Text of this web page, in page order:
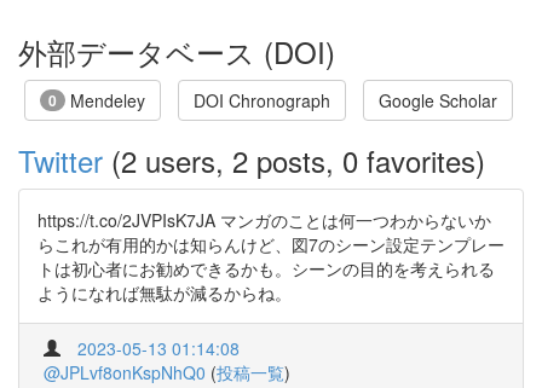
外部データベース (DOI)
0 Mendeley DOI Chronograph Google Scholar
Twitter (2 users, 2 posts, 0 favorites)
https://t.co/2JVPIsK7JA マンガのことは何一つわからないか
らこれが有用的かは知らんけど、図7のシーン設定テンプレー
トは初心者にお勧めできるかも。シーンの目的を考えられる
ようになれば無駄が減るからね。
2023-05-13 01:14:08
@JPLvf8onKspNhQ0 (投稿一覧)